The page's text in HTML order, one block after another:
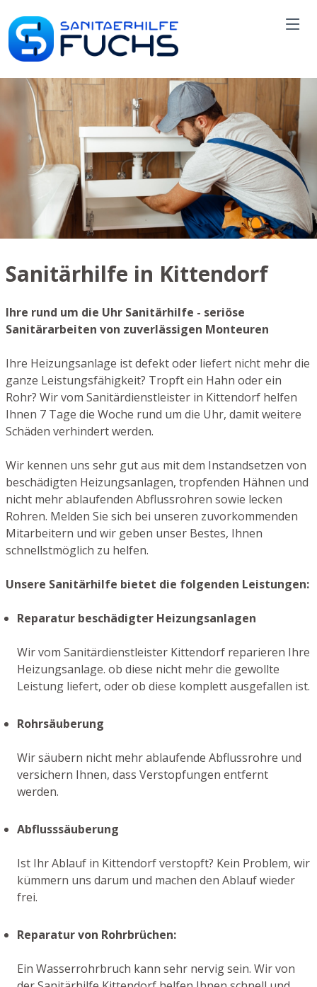
Sanitärhilfe in Kittendorf
Ihre rund um die Uhr Sanitärhilfe - seriöse
Sanitärarbeiten von zuverlässigen Monteuren
Ihre Heizungsanlage ist defekt oder liefert nicht mehr die
ganze Leistungsfähigkeit? Tropft ein Hahn oder ein
Rohr? Wir vom Sanitärdienstleister in Kittendorf helfen
Ihnen 7 Tage die Woche rund um die Uhr, damit weitere
Schäden verhindert werden.
Wir kennen uns sehr gut aus mit dem Instandsetzen von
beschädigten Heizungsanlagen, tropfenden Hähnen und
nicht mehr ablaufenden Abflussrohren sowie lecken
Rohren. Melden Sie sich bei unseren zuvorkommenden
Mitarbeitern und wir geben unser Bestes, Ihnen
schnellstmöglich zu helfen.
Unsere Sanitärhilfe bietet die folgenden Leistungen:
Reparatur beschädigter Heizungsanlagen
Wir vom Sanitärdienstleister Kittendorf reparieren Ihre
Heizungsanlage. ob diese nicht mehr die gewollte
Leistung liefert, oder ob diese komplett ausgefallen ist.
Rohrsäuberung
Wir säubern nicht mehr ablaufende Abflussrohre und
versichern Ihnen, dass Verstopfungen entfernt
werden.
Abflusssäuberung
Ist Ihr Ablauf in Kittendorf verstopft? Kein Problem, wir
kümmern uns darum und machen den Ablauf wieder
frei.
Reparatur von Rohrbrüchen:
Ein Wasserrohrbruch kann sehr nervig sein. Wir von